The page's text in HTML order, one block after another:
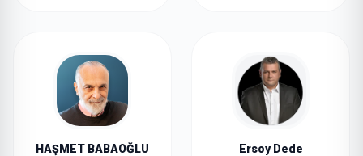
HAŞMET BABAOĞLU Ersoy Dede